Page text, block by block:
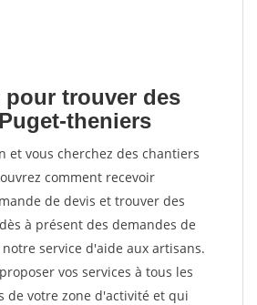
trouver des
theniers
et vous cherchez des chantiers
comment recevoir
de devis et trouver des
à présent des demandes de
service d'aide aux artisans.
vos services à tous les
de votre zone d'activité et qui